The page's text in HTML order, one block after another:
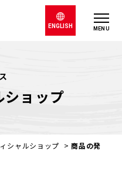
MENU
ENGLISH
ショップ
シャルショップ >商品の発